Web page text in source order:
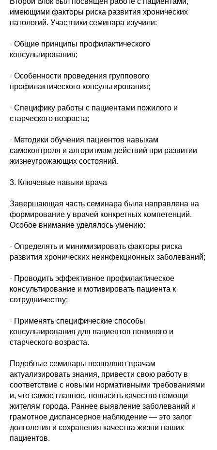
имеющими факторы риска развития хронических
патологий. Участники семинара изучили:
· Общие принципы профилактического
консультирования;
· Особенности проведения группового
профилактического консультирования;
· Специфику работы с пациентами пожилого и
старческого возраста;
· Методики обучения пациентов навыкам
самоконтроля и алгоритмам действий при развитии
жизнеугрожающих состояний.
3. Ключевые навыки врача
Завершающая часть семинара была направлена на
формирование у врачей конкретных компетенций.
Особое внимание уделялось умению:
· Определять и минимизировать факторы риска
развития хронических неинфекционных заболеваний;
· Проводить эффективное профилактическое
консультирование и мотивировать пациента к
сотрудничеству;
· Применять специфические способы
консультирования для пациентов пожилого и
старческого возраста.
Подобные семинары позволяют врачам
актуализировать знания, привести свою работу в
соответствие с новыми нормативными требованиями
и, что самое главное, повысить качество помощи
жителям города. Раннее выявление заболеваний и
грамотное диспансерное наблюдение — это залог
долголетия и сохранения качества жизни наших
пациентов.